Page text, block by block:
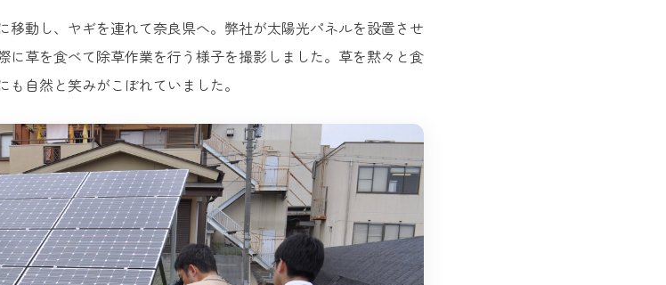
移動し、ヤギを連れて奈良県へ。弊社が太陽光パネルを設置させ
に草を食べて除草作業を行う様子を撮影しました。草を黙々と食
自然と笑みがこぼれていました。